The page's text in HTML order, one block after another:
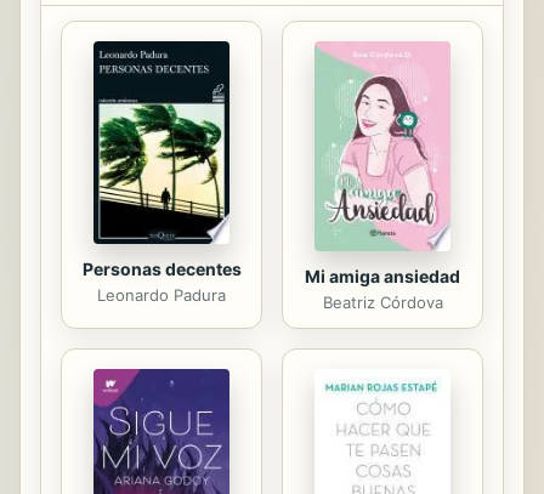
tendencias, lo que está pasando y lo
que muestra el germen de lo que
vendrá.
Personas decentes
Leonardo Padura
Mi amiga ansiedad
Beatriz Córdova